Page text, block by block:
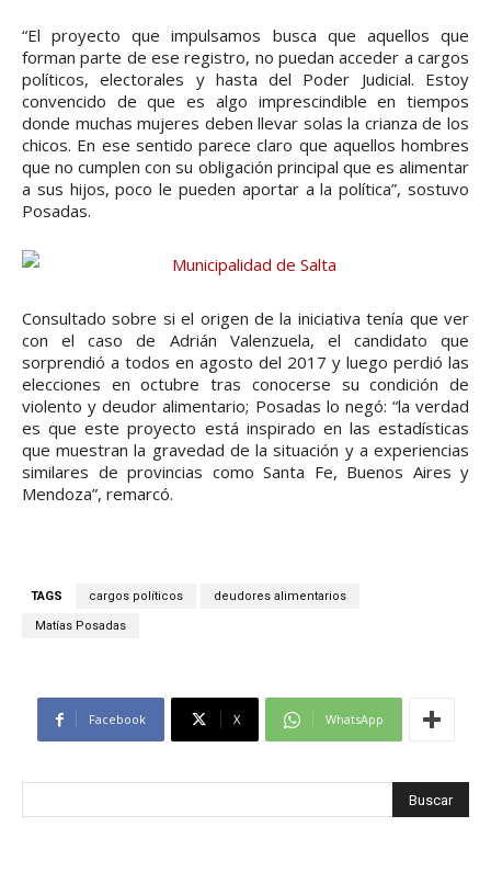
“El proyecto que impulsamos busca que aquellos que
forman parte de ese registro, no puedan acceder a cargos
políticos, electorales y hasta del Poder Judicial. Estoy
convencido de que es algo imprescindible en tiempos
donde muchas mujeres deben llevar solas la crianza de los
chicos. En ese sentido parece claro que aquellos hombres
que no cumplen con su obligación principal que es alimentar
a sus hijos, poco le pueden aportar a la política”, sostuvo
Posadas.
Consultado sobre si el origen de la iniciativa tenía que ver
con el caso de Adrián Valenzuela, el candidato que
sorprendió a todos en agosto del 2017 y luego perdió las
elecciones en octubre tras conocerse su condición de
violento y deudor alimentario; Posadas lo negó: “la verdad
es que este proyecto está inspirado en las estadísticas
que muestran la gravedad de la situación y a experiencias
similares de provincias como Santa Fe, Buenos Aires y
Mendoza”, remarcó.
TAGS cargos políticos deudores alimentarios
Matías Posadas
Facebook X WhatsApp